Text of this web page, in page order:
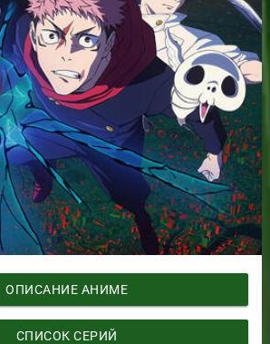
ОПИСАНИЕ АНИМЕ
СПИСОК СЕРИЙ